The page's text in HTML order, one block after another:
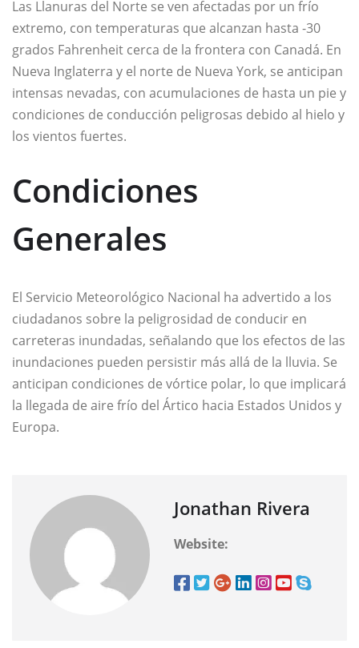
Las Llanuras del Norte se ven afectadas por un frío
extremo, con temperaturas que alcanzan hasta -30
grados Fahrenheit cerca de la frontera con Canadá. En
Nueva Inglaterra y el norte de Nueva York, se anticipan
intensas nevadas, con acumulaciones de hasta un pie y
condiciones de conducción peligrosas debido al hielo y
los vientos fuertes.
Condiciones
Generales
El Servicio Meteorológico Nacional ha advertido a los
ciudadanos sobre la peligrosidad de conducir en
carreteras inundadas, señalando que los efectos de las
inundaciones pueden persistir más allá de la lluvia. Se
anticipan condiciones de vórtice polar, lo que implicará
la llegada de aire frío del Ártico hacia Estados Unidos y
Europa.
Jonathan Rivera
Website: